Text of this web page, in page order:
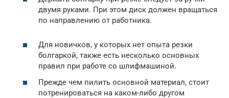
двумя руками. При этом диск должен вращаться
по направлению от работника.
Для новичков, у которых нет опыта резки
болгаркой, также есть несколько основных
правил при работе со шлифмашиной.
Прежде чем пилить основной материал, стоит
потренироваться на каком-либо другом